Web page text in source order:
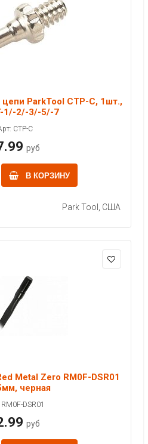
ParkTool CTP-C, 1шт.,
1/-2/-3/-5/-7
CTP-C
руб
В КОРЗИНУ
Park Tool, США
Metal Zero RM0F-DSR01
черная
DSR01
руб